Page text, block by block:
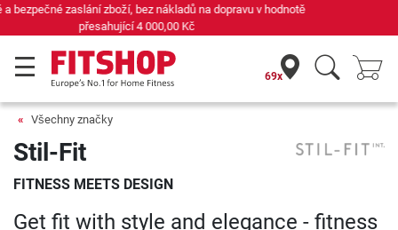
Již 42 let váš odborník na domácí fitness
69x
Všechny značky
Stil-Fit
FITNESS MEETS DESIGN
Get fit with style and elegance - fitness